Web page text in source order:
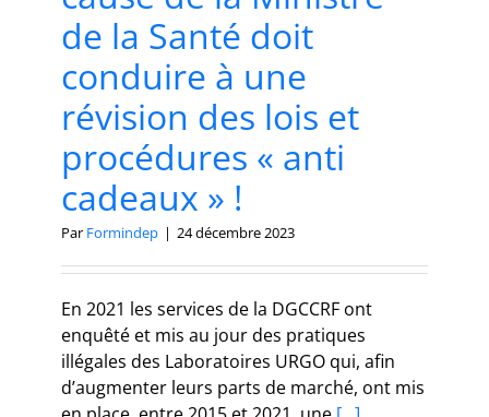
de la Santé doit
conduire à une
révision des lois et
procédures « anti
cadeaux » !
Par Formindep | 24 décembre 2023
En 2021 les services de la DGCCRF ont
enquêté et mis au jour des pratiques
illégales des Laboratoires URGO qui, afin
d’augmenter leurs parts de marché, ont mis